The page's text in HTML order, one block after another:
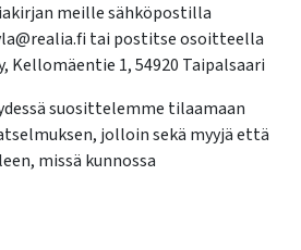
meille sähköpostilla
tai postitse osoitteella
Kellomäentie 1, 54920 Taipalsaari
suosittelemme tilaamaan
jolloin sekä myyjä että
missä kunnossa